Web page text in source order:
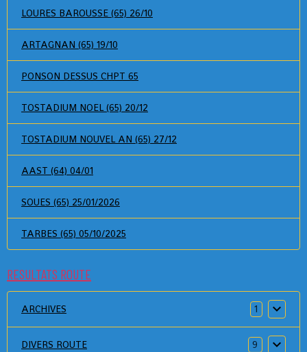
LOURES BAROUSSE (65) 26/10
ARTAGNAN (65) 19/10
PONSON DESSUS CHPT 65
TOSTADIUM NOEL (65) 20/12
TOSTADIUM NOUVEL AN (65) 27/12
AAST (64) 04/01
SOUES (65) 25/01/2026
TARBES (65) 05/10/2025
RESULTATS ROUTE
ARCHIVES 1
DIVERS ROUTE 9